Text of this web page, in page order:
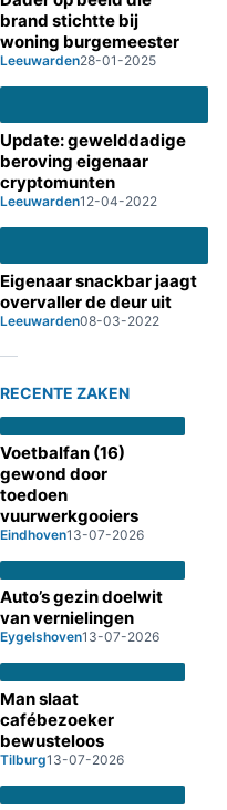
brand stichtte bij
woning burgemeester
Leeuwarden28-01-2025
Update: gewelddadige
beroving eigenaar
cryptomunten
Leeuwarden12-04-2022
Eigenaar snackbar jaagt
overvaller de deur uit
Leeuwarden08-03-2022
RECENTE ZAKEN
Voetbalfan (16)
gewond door
toedoen
vuurwerkgooiers
Eindhoven13-07-2026
Auto’s gezin doelwit
van vernielingen
Eygelshoven13-07-2026
Man slaat
cafébezoeker
bewusteloos
Tilburg13-07-2026